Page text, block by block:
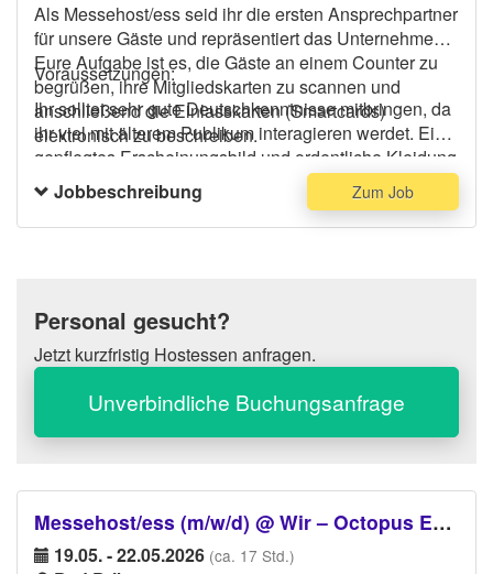
Als Messehost/ess seid ihr die ersten Ansprechpartner
für unsere Gäste und repräsentiert das Unternehmen.
Eure Aufgabe ist es, die Gäste an einem Counter zu
begrüßen, ihre Mitgliedskarten zu scannen und
anschließend die Einlasskarten (Smartcards)
elektronisch zu beschreiben.
Voraussetzungen:
Ihr solltet sehr gute Deutschkenntnisse mitbringen, da
ihr viel mit älterem Publikum interagieren werdet. Ein
gepflegtes Erscheinungsbild und ordentliche Kleidung
(dunkles Jackett) werden vorausgesetzt, ansonsten
könnt ihr euch bequem kleiden. Die Tätigkeit wird
hauptsächlich im Stehen ausgeführt. Bei Fragen steht
Jobbeschreibung Zum Job
Personal gesucht?
Jetzt kurzfristig Hostessen anfragen.
Unverbindliche Buchungsanfrage
Messehost/ess (m/w/d) @ Wir – Octopus Energy – suchen dich für ein Event rund um E-Mobilität!
19.05. - 22.05.2026 (ca. 17 Std.)